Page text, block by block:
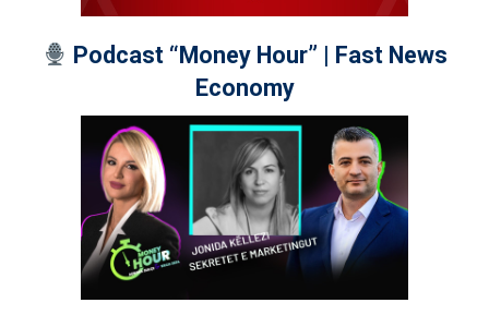
Podcast “Money Hour” | Fast News
Economy